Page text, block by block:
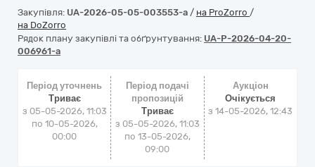
Закупівля: UA-2026-05-05-003553-a / на ProZorro /
на DoZorro
Рядок плану закупівлі та обґрунтування: UA-P-2026-04-20-
006961-a
Період уточнень
Триває
з 05-05-2026, 11:03
по 10-05-2026,
00:00
Період подачі
пропозицій
Триває
з 05-05-2026, 11:03
по 13-05-2026,
09:00
Аукціон
Очікується
з14-05-2026, 12:43